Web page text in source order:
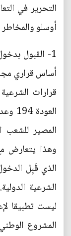
التحرير في
أوسلو
1- القبول
المصير للشعب
الذي قَبِل
الشرعية
ليست تطبيقا
المشروع